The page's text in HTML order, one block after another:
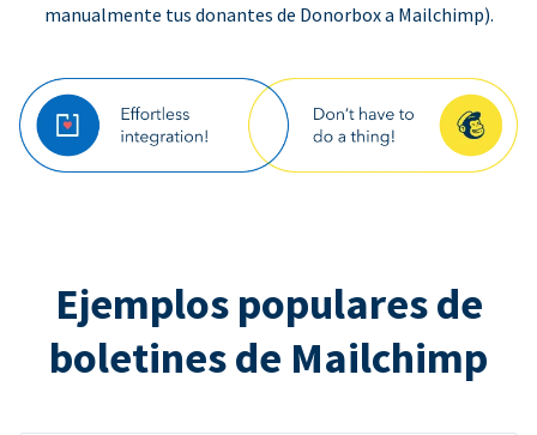
manualmente tus donantes de Donorbox a Mailchimp).
Ejemplos populares de
boletines de Mailchimp